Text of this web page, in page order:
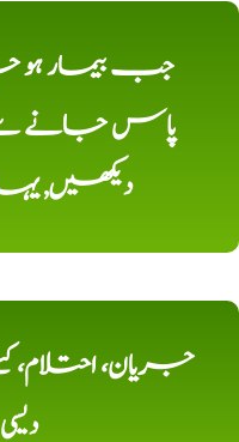
جب بیمار ہو
پاس جانے سے
دیکھیں,
جریان، احتلام،